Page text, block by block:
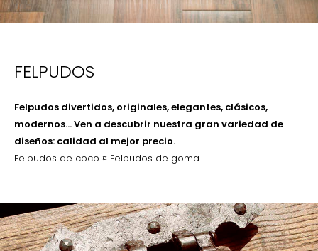
FELPUDOS
Felpudos divertidos, originales, elegantes, clásicos,
modernos… Ven a descubrir nuestra gran variedad de
diseños: calidad al mejor precio.
Felpudos de coco ¤ Felpudos de goma